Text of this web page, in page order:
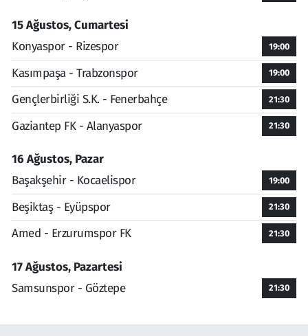
15 Ağustos, Cumartesi
Konyaspor - Rizespor
19:00
Kasımpaşa - Trabzonspor 19:00
Gençlerbirliği S.K. - Fenerbahçe 21:30
Gaziantep FK - Alanyaspor 21:30
16 Ağustos, Pazar
Başakşehir - Kocaelispor
19:00
Beşiktaş - Eyüpspor 21:30
Amed - Erzurumspor FK 21:30
17 Ağustos, Pazartesi
Samsunspor - Göztepe
21:30